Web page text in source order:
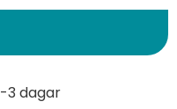
3 dagar